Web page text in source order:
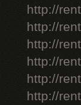
http://
http://
http://
http://
http://
http://